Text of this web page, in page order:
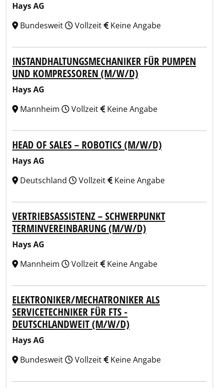
Hays AG
Bundesweit
Vollzeit Keine Angabe
INSTANDHALTUNGSMECHANIKER FÜR PUMPEN
UND KOMPRESSOREN (M/W/D)
Hays AG
Mannheim
Vollzeit Keine Angabe
HEAD OF SALES – ROBOTICS (M/W/D)
Hays AG
Deutschland
Vollzeit Keine Angabe
VERTRIEBSASSISTENZ – SCHWERPUNKT
TERMINVEREINBARUNG (M/W/D)
Hays AG
Mannheim
Vollzeit Keine Angabe
ELEKTRONIKER/MECHATRONIKER ALS
SERVICETECHNIKER FÜR FTS -
DEUTSCHLANDWEIT (M/W/D)
Hays AG
Bundesweit
Vollzeit Keine Angabe